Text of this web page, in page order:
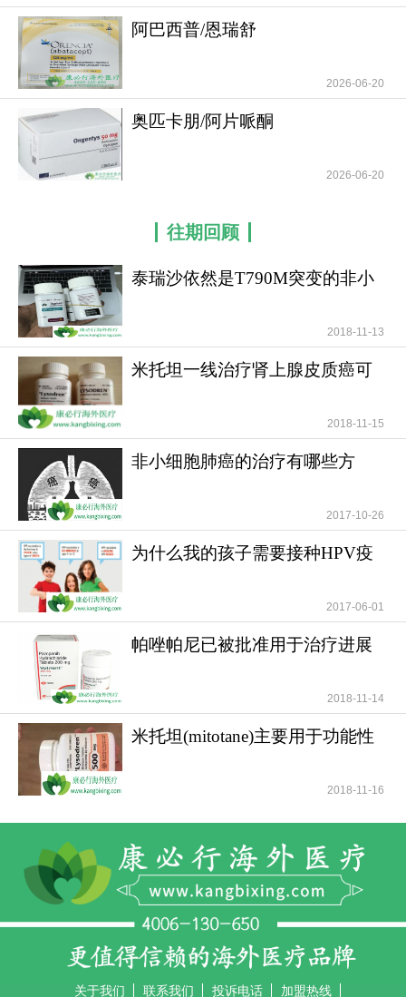
阿巴西普/恩瑞舒
2026-06-20
奥匹卡朋/阿片哌酮
2026-06-20
往期回顾
泰瑞沙依然是T790M突变的非小
2018-11-13
米托坦一线治疗肾上腺皮质癌可
2018-11-15
非小细胞肺癌的治疗有哪些方
2017-10-26
为什么我的孩子需要接种HPV疫
2017-06-01
帕唑帕尼已被批准用于治疗进展
2018-11-14
米托坦(mitotane)主要用于功能性
2018-11-16
关于我们 联系我们 投诉电话 加盟热线